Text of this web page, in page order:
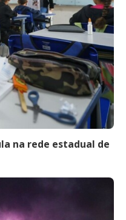
na rede estadual de